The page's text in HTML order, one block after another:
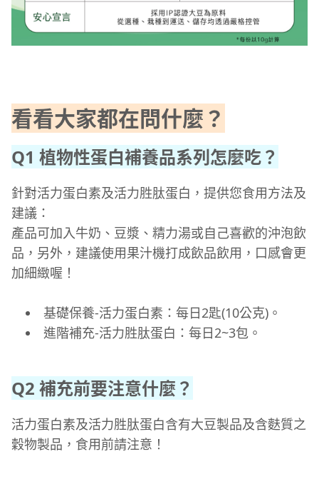
看看大家都在問什麼？
Q1 植物性蛋白補養品系列怎麼吃？
針對活力蛋白素及活力胜肽蛋白，提供您食用方法及
建議：
產品可加入牛奶、豆漿、精力湯或自己喜歡的沖泡飲
品，另外，建議使用果汁機打成飲品飲用，口感會更
加細緻喔！
基礎保養-活力蛋白素：每日2匙(10公克)。
進階補充-活力胜肽蛋白：每日2~3包。
Q2 補充前要注意什麼？
活力蛋白素及活力胜肽蛋白含有大豆製品及含麩質之
穀物製品，食用前請注意！